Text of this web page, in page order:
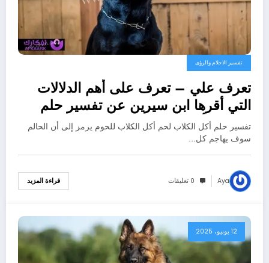
تفسير الاحلام والرؤى
تعرف علي – تعرف على أهم الدلالات
التي أقرها ابن سيرين عن تفسير حلم
الكلاب تأكل لحم – بالتفصيل
تفسير حلم أكل الكلاب لحم أكل الكلاب للحوم يرمز إلى أن الحالم
سوف يهاجم كل…
Aya 0 تعليقات قراءة المزيد
12 يونيو، 2025